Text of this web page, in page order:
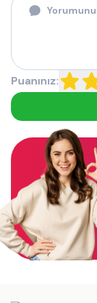
Puanınız: